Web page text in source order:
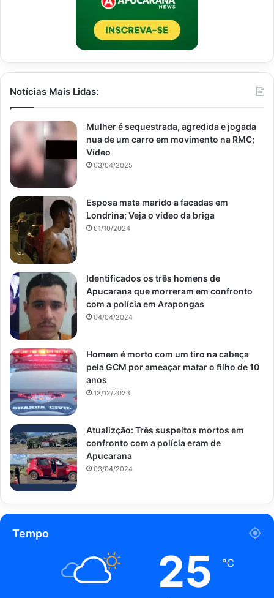
Notícias Mais Lidas:
Mulher é sequestrada, agredida e jogada
nua de um carro em movimento na RMC;
Vídeo
03/04/2025
Esposa mata marido a facadas em
Londrina; Veja o vídeo da briga
01/10/2024
Identificados os três homens de
Apucarana que morreram em confronto
com a polícia em Arapongas
04/04/2024
Homem é morto com um tiro na cabeça
pela GCM por ameaçar matar o filho de 10
anos
13/12/2023
Atualizção: Três suspeitos mortos em
confronto com a polícia eram de
Apucarana
03/04/2024
Tempo
25 ℃